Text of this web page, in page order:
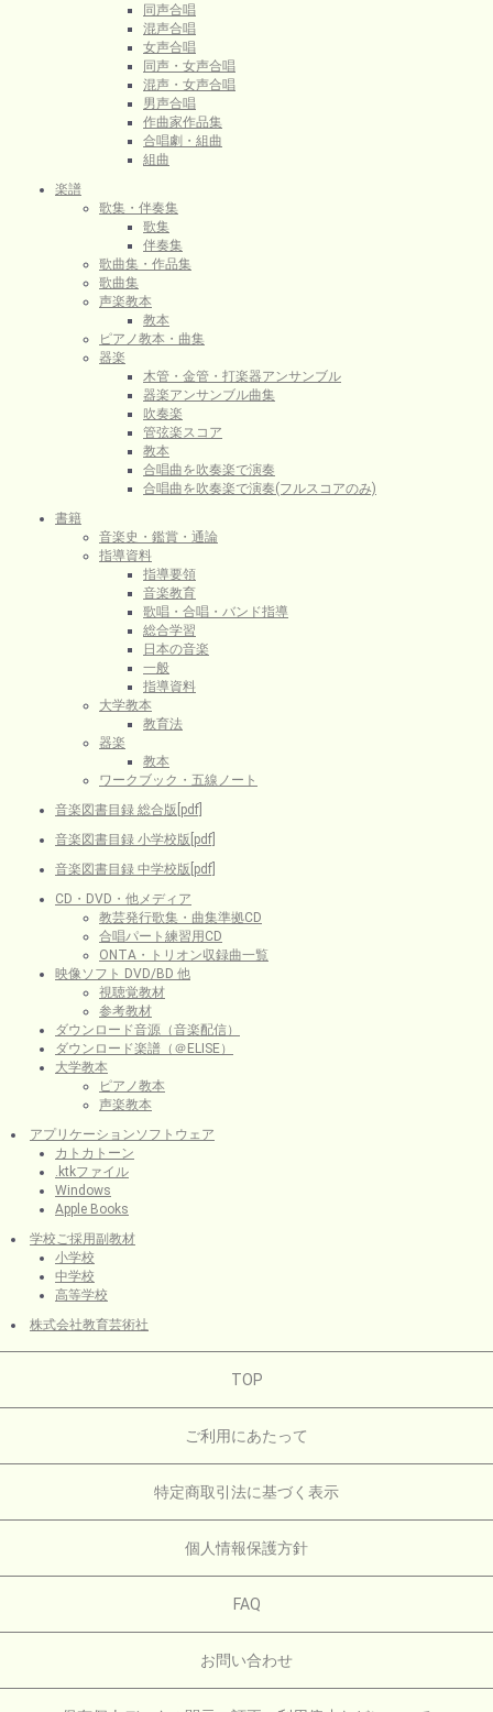
同声合唱
混声合唱
女声合唱
同声・女声合唱
混声・女声合唱
男声合唱
作曲家作品集
合唱劇・組曲
組曲
楽譜
歌集・伴奏集
歌集
伴奏集
歌曲集・作品集
歌曲集
声楽教本
教本
ピアノ教本・曲集
器楽
木管・金管・打楽器アンサンブル
器楽アンサンブル曲集
吹奏楽
管弦楽スコア
教本
合唱曲を吹奏楽で演奏
合唱曲を吹奏楽で演奏(フルスコアのみ)
書籍
音楽史・鑑賞・通論
指導資料
指導要領
音楽教育
歌唱・合唱・バンド指導
総合学習
日本の音楽
一般
指導資料
大学教本
教育法
器楽
教本
ワークブック・五線ノート
音楽図書目録 総合版[pdf]
音楽図書目録 小学校版[pdf]
音楽図書目録 中学校版[pdf]
CD・DVD・他メディア
教芸発行歌集・曲集準拠CD
合唱パート練習用CD
ONTA・トリオン収録曲一覧
映像ソフト DVD/BD 他
視聴覚教材
参考教材
ダウンロード音源（音楽配信）
ダウンロード楽譜（＠ELISE）
大学教本
ピアノ教本
声楽教本
アプリケーションソフトウェア
カトカトーン
.ktkファイル
Windows
Apple Books
学校ご採用副教材
小学校
中学校
高等学校
株式会社教育芸術社
TOP
ご利用にあたって
特定商取引法に基づく表示
個人情報保護方針
FAQ
お問い合わせ